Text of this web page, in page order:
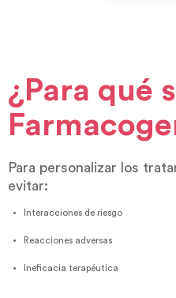
¿Para qué
Para personalizar los
evitar:
Interacciones de riesgo
Reacciones adversas
Ineficacia terapéutica